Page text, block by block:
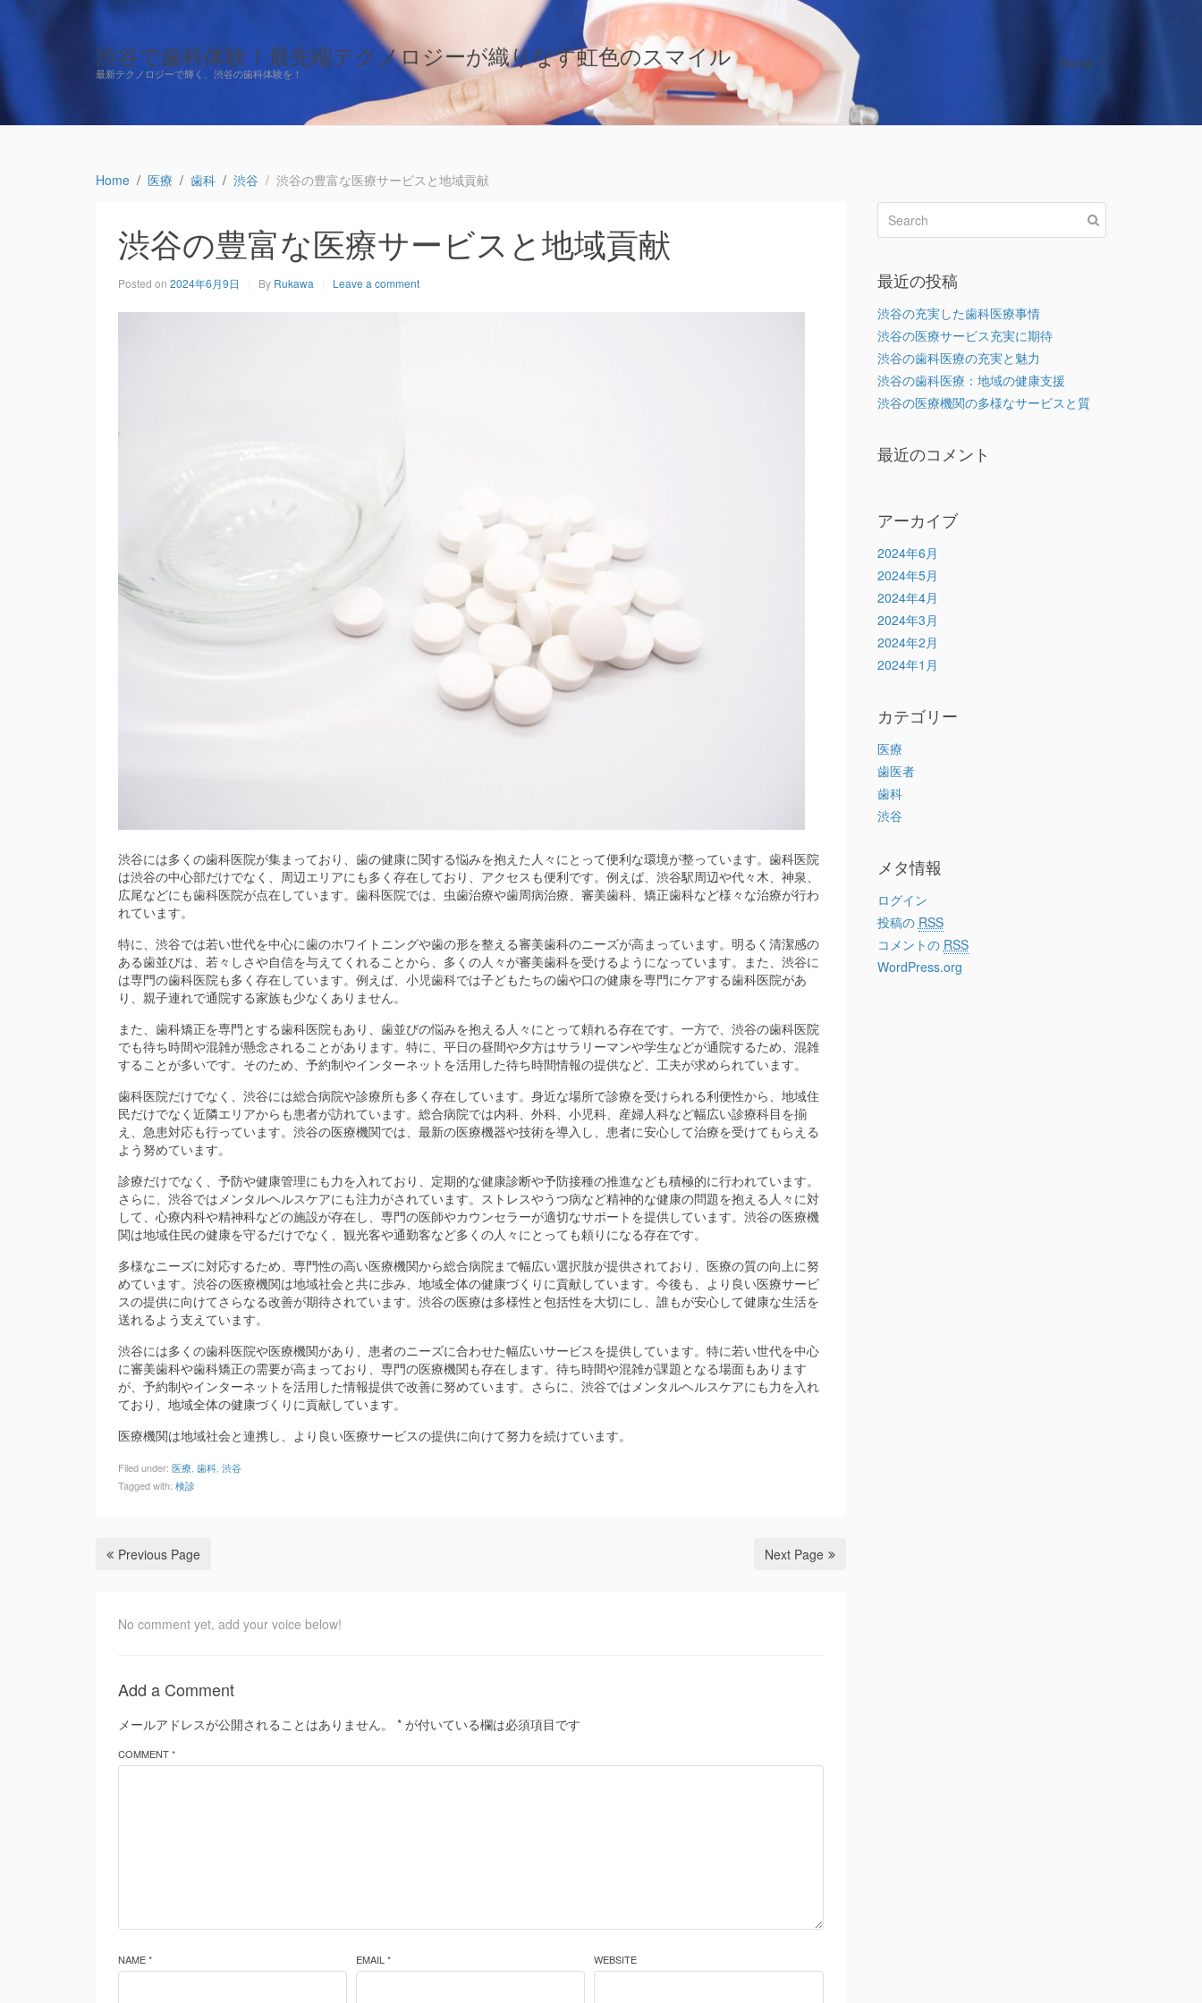
渋谷で歯科体験！最先端テクノロジーが織りなす虹色のスマイル
最新テクノロジーで輝く、渋谷の歯科体験を！
Home
Home 医療 歯科 渋谷 渋谷の豊富な医療サービスと地域貢献
渋谷の豊富な医療サービスと地域貢献
Posted on 2024年6月9日 By Rukawa Leave a comment
渋谷には多くの歯科医院が集まっており、歯の健康に関する悩みを抱えた人々にとって便利な環境が整っています。 歯科医院
は渋谷の中心部だけでなく、周辺エリアにも多く存在しており、アクセスも便利です。例えば、渋谷駅周辺や代々木、神泉、
広尾などにも歯科医院が点在しています。歯科医院では、虫歯治療や歯周病治療、審美歯科、矯正歯科など様々な治療が行わ
れています。
特に、渋谷では若い世代を中心に歯のホワイトニングや歯の形を整える審美歯科のニーズが高まっています。明るく清潔感の
ある歯並びは、若々しさや自信を与えてくれることから、多くの人々が審美歯科を受けるようになっています。また、渋谷に
は専門の歯科医院も多く存在しています。例えば、小児歯科では子どもたちの歯や口の健康を専門にケアする歯科医院があ
り、親子連れで通院する家族も少なくありません。
また、歯科矯正を専門とする歯科医院もあり、歯並びの悩みを抱える人々にとって頼れる存在です。一方で、渋谷の歯科医院
でも待ち時間や混雑が懸念されることがあります。特に、平日の昼間や夕方はサラリーマンや学生などが通院するため、混雑
することが多いです。そのため、予約制やインターネットを活用した待ち時間情報の提供など、工夫が求められています。
歯科医院だけでなく、渋谷には総合病院や診療所も多く存在しています。身近な場所で診療を受けられる利便性から、地域住
民だけでなく近隣エリアからも患者が訪れています。総合病院では内科、外科、小児科、産婦人科など幅広い診療科目を揃
え、急患対応も行っています。渋谷の医療機関では、最新の医療機器や技術を導入し、患者に安心して治療を受けてもらえる
よう努めています。
診療だけでなく、予防や健康管理にも力を入れており、定期的な健康診断や予防接種の推進なども積極的に行われています。
さらに、渋谷ではメンタルヘルスケアにも注力がされています。ストレスやうつ病など精神的な健康の問題を抱える人々に対
して、心療内科や精神科などの施設が存在し、専門の医師やカウンセラーが適切なサポートを提供しています。渋谷の医療機
関は地域住民の健康を守るだけでなく、観光客や通勤客など多くの人々にとっても頼りになる存在です。
多様なニーズに対応するため、専門性の高い医療機関から総合病院まで幅広い選択肢が提供されており、医療の質の向上に努
めています。渋谷の医療機関は地域社会と共に歩み、地域全体の健康づくりに貢献しています。今後も、より良い医療サービ
スの提供に向けてさらなる改善が期待されています。渋谷の医療は多様性と包括性を大切にし、誰もが安心して健康な生活を
送れるよう支えています。
渋谷には多くの歯科医院や医療機関があり、患者のニーズに合わせた幅広いサービスを提供しています。特に若い世代を中心
に審美歯科や歯科矯正の需要が高まっており、専門の医療機関も存在します。待ち時間や混雑が課題となる場面もあります
が、予約制やインターネットを活用した情報提供で改善に努めています。さらに、渋谷ではメンタルヘルスケアにも力を入れ
ており、地域全体の健康づくりに貢献しています。
医療機関は地域社会と連携し、より良い医療サービスの提供に向けて努力を続けています。
Filed under: 医療 歯科 渋谷
Tagged with: 検診
Previous Page Next Page
No comment yet, add your voice below!
Add a Comment
メールアドレスが公開されることはありません。 * が付いている欄は必須項目です
COMMENT *
NAME * EMAIL * WEBSITE
最近の投稿
渋谷の充実した歯科医療事情
渋谷の医療サービス充実に期待
渋谷の歯科医療の充実と魅力
渋谷の歯科医療：地域の健康支援
渋谷の医療機関の多様なサービスと質
最近のコメント
アーカイブ
2024年6月
2024年5月
2024年4月
2024年3月
2024年2月
2024年1月
カテゴリー
医療
歯医者
歯科
渋谷
メタ情報
ログイン
投稿の RSS
コメントの RSS
WordPress.org